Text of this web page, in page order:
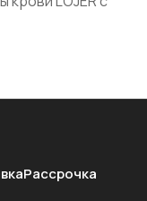
Рассрочка